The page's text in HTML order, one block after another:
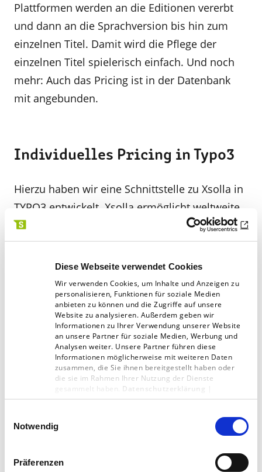
Diese Webseite verwendet Cookies
Wir verwenden Cookies, um Inhalte und Anzeigen zu
personalisieren, Funktionen für soziale Medien
anbieten zu können und die Zugriffe auf unsere
Website zu analysieren. Außerdem geben wir
Informationen zu Ihrer Verwendung unserer Website
an unsere Partner für soziale Medien, Werbung und
Analysen weiter. Unsere Partner führen diese
Informationen möglicherweise mit weiteren Daten
zusammen, die Sie ihnen bereitgestellt haben oder
die sie im Rahmen Ihrer Nutzung der Dienste
gesammelt haben. Datenschutzerklärung
Impressum
Notwendig
Präferenzen
Plattformen werden an die Editionen vererbt
und dann an die Sprachversion bis hin zum
einzelnen Titel. Damit wird die Pflege der
einzelnen Titel spielerisch einfach. Und noch
mehr: Auch das Pricing ist in der Datenbank
mit angebunden.
Individuelles Pricing in Typo3
Hierzu haben wir eine Schnittstelle zu Xsolla in
TYPO3 entwickelt. Xsolla ermöglicht weltweite
Bezahllösungen für Games. Unterschiedliche
Preise für unterschiedliche Länder können
über die Datenbank unkompliziert verwaltet
werden; ebenso wie bestimmte temporäre
Rabatt-Aktionen – sowohl lokal als auch global.
Usability steigern mit TYPO3
für Redakteure und User
Projekt eine Win-win-winSituation geschaffen:
schnell die Infos, die er für sein System braucht